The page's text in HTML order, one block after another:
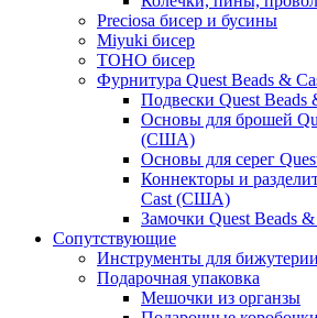
Preciosa бисер и бусины
Miyuki бисер
TOHO бисер
Фурнитура Quest Beads &
Подвески Quest
Основы для брошей
(США)
Основы для серег
Коннекторы и
Cast (США)
Замочки Quest Beads
Сопутствующие
Инструменты для бижутерии
Подарочная упаковка
Мешочки из органзы